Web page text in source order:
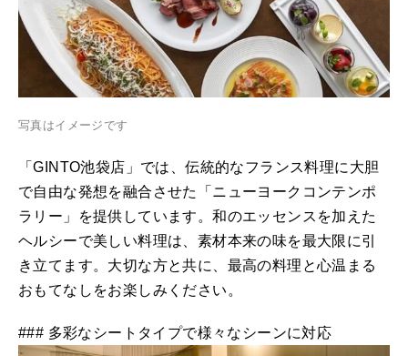
写真はイメージです
「GINTO池袋店」では、伝統的なフランス料理に大胆
で自由な発想を融合させた「ニューヨークコンテンポ
ラリー」を提供しています。和のエッセンスを加えた
ヘルシーで美しい料理は、素材本来の味を最大限に引
き立てます。大切な方と共に、最高の料理と心温まる
おもてなしをお楽しみください。
### 多彩なシートタイプで様々なシーンに対応